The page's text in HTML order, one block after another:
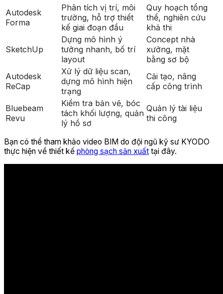
Autodesk
Forma
Phân tích vị trí, môi
trường, hỗ trợ thiết
kế giai đoạn đầu
Quy hoạch tổng
thể, nghiên cứu
khả thi
SketchUp
Dựng mô hình ý
tưởng nhanh, bố trí
layout
Concept nhà
xưởng, mặt
bằng sơ bộ
Autodesk
ReCap
Xử lý dữ liệu scan,
dựng mô hình hiện
trạng
Cải tạo, nâng
cấp công trình
Bluebeam
Revu
Kiểm tra bản vẽ, bóc
tách khối lượng, quản
lý hồ sơ
Quản lý tài liệu
thi công
Bạn có thể tham khảo video BIM do đội ngũ kỹ sư KYODO
thực hiện về thiết kế phòng sạch sản xuất tại đây.